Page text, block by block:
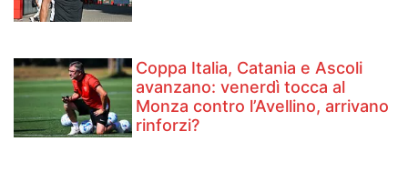
Coppa Italia, Catania e Ascoli
avanzano: venerdì tocca al
Monza contro l’Avellino, arrivano
rinforzi?